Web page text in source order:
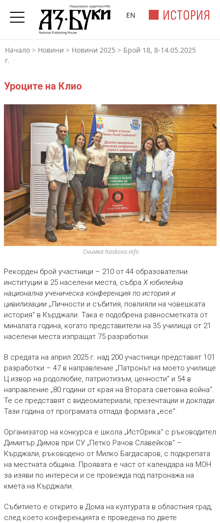
ИСТОРИЯ
EN
Начало > Новини > Новини 2025 > Брой 18, 8-14.05.2025
г.
Уроците на Клио
Снимка haskovo.info
Рекорден брой участници – 210 от 44 образователни
институции в 25 населени места, събра X юбилейна
национална ученическа конференция по история и
цивилизации„Личности и събития, повлияли на човешката
история“ в Кърджали. Така е подобрена равносметката от
миналата година, когато представители на 35 училища от 21
населени места изпращат 75 разработки.
В средата на април 2025 г. над 200 участници представят 101
разработки – 47 в направление „Патронът на моето училище
Ц извор на родолюбие, патриотизъм, ценности“ и 54 в
направление „80 години от края на Втората световна война“.
Те се представят с видеоматериали, презентации и доклади.
Тази година от програмата отпада формата „есе“.
Организатор на конкурса е школа „ИстОрика“ с ръководител
Димитър Димов при СУ „Петко Рачов Славейков“ –
Кърджали, ръководено от Милко Багдасаров, с подкрепата
на местната община. Проявата е част от календара на МОН
за изяви по интереси и се провежда под патронажа на
кмета на Кърджали.
Събитието е открито в Дома на културата в областния град,
след което конференцията е проведена по двете